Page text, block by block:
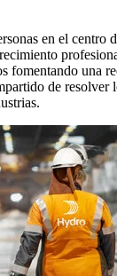
en el centro
fomentando una
de resolver